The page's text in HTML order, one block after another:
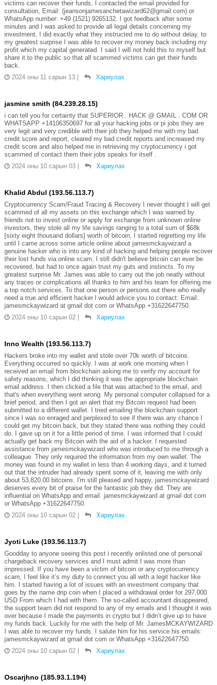
victims can recover their funds, I contacted the email provided for
consultation, Email: (jeansonjamesanchetawizard62@gmail.com) or
WhatsApp number: +49 (1521) 9265132. I got feedback after some
minutes and I was asked to provide all legal details concerning my
investment, I did exactly what they instructed me to do without delay, to
my greatest surprise I was able to recover my money back including my
profit which my capital generated. I said I will not hold this to myself but
share it to the public so that all scammed victims can get their funds
back.
2024 оны 11 сарын 13
Хариулах
jasmine smith (84.239.28.15)
i can tell you for certainty that SUPERIOR . HACK @ GMAIL . COM OR
WHATSAPP +14106350697 for all your hacking jobs or pi jobs they are
very legit and very credible with their job they helped me with my bad
credit score and report, cleared my bad credit reports and increased my
credit score and also helped me in retrieving my cryptocurrency i got
scammed of contact them their jobs speaks for itself .
2024 оны 10 сарын 03
Хариулах
Khalid Abdul (193.56.113.7)
Cryptocurrency Scam/Fraud Tracing & Recovery I never thought I will get
scammed of all my assets on this exchange which I was warned by
friends not to invest online or apply for exchange from unknown online
investors, they stole all my life savings ranging to a total sum of $68k
[sixty eight thousand dollars] worth of bitcoin, I started regretting my life
until I came across some article online about jamesmckaywizard a
genuine hacker who is into any kind of hacking and helping people recover
their lost funds via online scam, I still didn't believe bitcoin can ever be
recovered, but had to once again trust my guts and instincts. To my
greatest surprise Mr. James was able to carry out the job neatly without
any traces or complications all thanks to him and his team for offering me
a top notch services. To that one person or persons out there who really
need a true and efficient hacker l would advice you to contact: Email:
jamesmckaywizard at gmail dot com or WhatsApp +31622647750.
2024 оны 10 сарын 02
Хариулах
Inno Wealth (193.56.113.7)
Hackers broke into my wallet and stole over 70k worth of bitcoins.
Everything occurred so quickly. I was at work one morning when I
received an email from blockchain asking me to verify my account for
safety reasons, which I did thinking it was the appropriate blockchain
email address. I then clicked a file that was attached to the email, and
that's when everything went wrong. My personal computer collapsed for a
brief period, and then I got an alert that my Bitcoin request had been
submitted to a different wallet. I tried emailing the blockchain support
since I was so enraged and perplexed to see if there was any chance I
could get my bitcoin back, but they stated there was nothing they could
do. I gave up on it for a little period of time. I was informed that I could
actually get back my Bitcoin with the aid of a hacker. I requested
assistance from jamesmckaywizard who was introduced to me through a
colleague. They only required the information from my own wallet. The
money was found in my wallet in less than 4 working days, and it turned
out that the intruder had already spent some of it, leaving me with only
about 53,820.00 bitcoins. I'm still pleased and happy, jamesmckaywizard
deserves every bit of praise for the fantastic job they did. They are
influential on WhatsApp and email. jamesmckaywizard at gmail dot com
or WhatsApp +31622647750.
2024 оны 10 сарын 02
Хариулах
Jyoti Luke (193.56.113.7)
Goodday to anyone seeing this post i recently enlisted one of personal
chargeback recovery services and I must admit I was more than
impressed. If you have been a victim of bitcoin or any cryptocurrency
scam, I feel like it’s my duty to connect you all with a legit hacker like
him. I started having a lot of issues with an investment company that
goes by the name drip coin when I placed a withdrawal order for 297,000
USD From which I had with them. The so-called accountant disappeared,
the support team did not respond to any of my emails and I thought it was
over because I made the payments in crypto but I didn’t give up to have
my funds back. Luckily for me with the help of Mr. JamesMCKAYWIZARD
I was able to recover my funds. I salute him for his service his emails:
jamesmckaywizard at gmail dot com or WhatsApp +31622647750.
2024 оны 10 сарын 02
Хариулах
Oscarjhno (185.93.1.194)